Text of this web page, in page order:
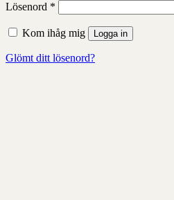
Lösenord *
Kom ihåg mig Logga in
Glömt ditt lösenord?